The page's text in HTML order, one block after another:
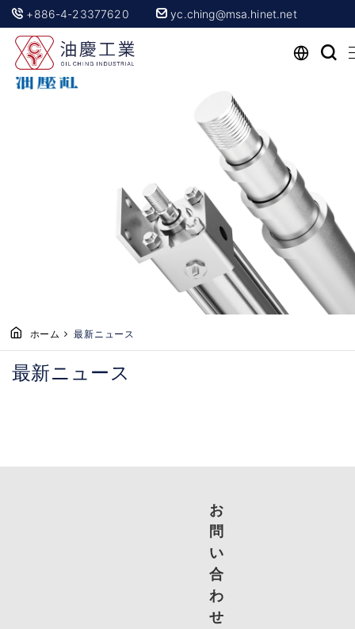
+886-4-23377620 yc.ching@msa.hinet.net
ホーム 最新ニュース
最新ニュース
お
問
い
合
わ
せ